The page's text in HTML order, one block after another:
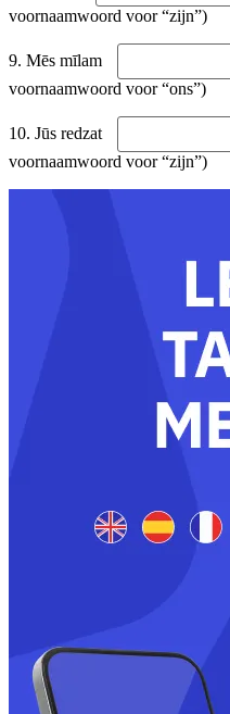
voornaamwoord voor “zijn”)
9. Mēs mīlam
voornaamwoord voor “ons”)
10. Jūs redzat
voornaamwoord voor “zijn”)